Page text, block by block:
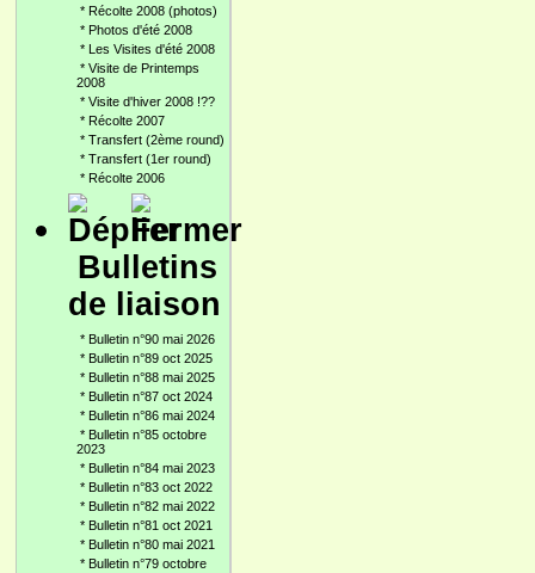
* Récolte 2008 (photos)
* Photos d'été 2008
* Les Visites d'été 2008
* Visite de Printemps
2008
* Visite d'hiver 2008 !??
* Récolte 2007
* Transfert (2ème round)
* Transfert (1er round)
* Récolte 2006
Bulletins
de liaison
* Bulletin n°90 mai 2026
* Bulletin n°89 oct 2025
* Bulletin n°88 mai 2025
* Bulletin n°87 oct 2024
* Bulletin n°86 mai 2024
* Bulletin n°85 octobre
2023
* Bulletin n°84 mai 2023
* Bulletin n°83 oct 2022
* Bulletin n°82 mai 2022
* Bulletin n°81 oct 2021
* Bulletin n°80 mai 2021
* Bulletin n°79 octobre